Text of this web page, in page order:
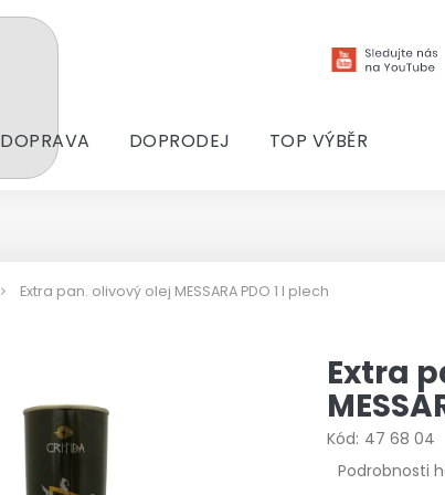
DOPRAVA DOPRODEJ TOP VÝBĚR
Extra pan. olivový olej MESSARA PDO 1 l plech
Extra
Kód: 47 68 04
Průměrné
Podrobnosti